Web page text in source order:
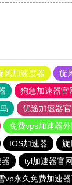
风加速度器 旋
狗急加速器官
优途加速器官
免费vps加速器
IOS加速器
旋
tyl加速器官网
vp永久免费加速